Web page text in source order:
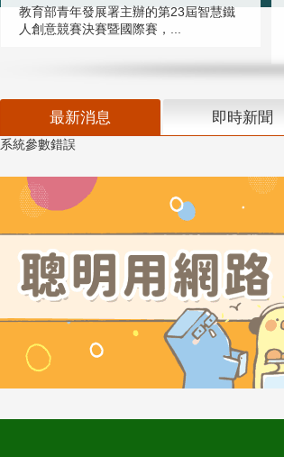
教育部青年發展署主辦的第23屆智慧鐵
人創意競賽決賽暨國際賽，...
最新消息 即時新聞
系統參數錯誤